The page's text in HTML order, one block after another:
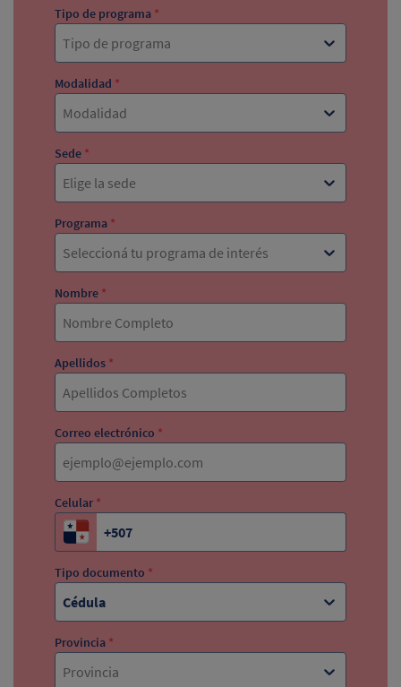
Tipo de programa *
Tipo de programa
Modalidad *
Modalidad
Sede *
Elige la sede
Programa *
Seleccioná tu programa de interés
Nombre *
Apellidos *
Correo electrónico *
Celular *
Tipo documento *
Cédula
Provincia *
Provincia